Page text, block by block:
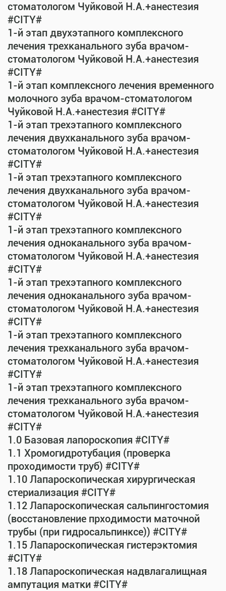
стоматологом Чуйковой Н.А.+анестезия
#CITY#
1-й этап двухэтапного комплексного
лечения трехканального зуба врачом-
стоматологом Чуйковой Н.А.+анестезия
#CITY#
1-й этап комплексного лечения временного
молочного зуба врачом-стоматологом
Чуйковой Н.А.+анестезия #CITY#
1-й этап трехэтапного комплексного
лечения двухканального зуба врачом-
стоматологом Чуйковой Н.А.+анестезия
#CITY#
1-й этап трехэтапного комплексного
лечения двухканального зуба врачом-
стоматологом Чуйковой Н.А.+анестезия
#CITY#
1-й этап трехэтапного комплексного
лечения одноканального зуба врачом-
стоматологом Чуйковой Н.А.+анестезия
#CITY#
1-й этап трехэтапного комплексного
лечения одноканального зуба врачом-
стоматологом Чуйковой Н.А.+анестезия
#CITY#
1-й этап трехэтапного комплексного
лечения трехканального зуба врачом-
стоматологом Чуйковой Н.А.+анестезия
#CITY#
1-й этап трехэтапного комплексного
лечения трехканального зуба врачом-
стоматологом Чуйковой Н.А.+анестезия
#CITY#
1.0 Базовая лапороскопия #CITY#
1.1 Хромогидротубация (проверка
проходимости труб) #CITY#
1.10 Лапароскопическая хирургическая
стериализация #CITY#
1.12 Лапароскопическая сальпингостомия
(восстановление прходимости маточной
трубы (при гидросальпинксе)) #CITY#
1.15 Лапароскопическая гистерэктомия
#CITY#
1.18 Лапароскопическая надвлагалищная
ампутация матки #CITY#